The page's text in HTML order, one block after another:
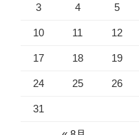
3 4 5
10 11 12
17 18 19
24 25 26
31